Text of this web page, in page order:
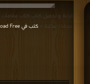
مجانا | مكتبة >كتب في Download Free